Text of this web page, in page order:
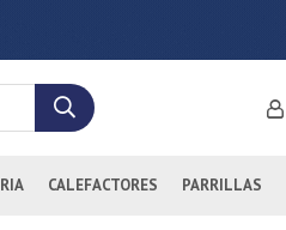
CALEFACTORES PARRILLAS